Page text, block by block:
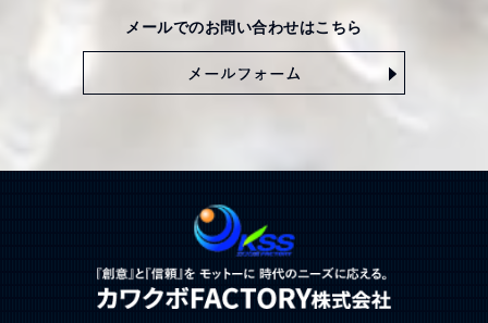
メールでのお問い合わせはこちら